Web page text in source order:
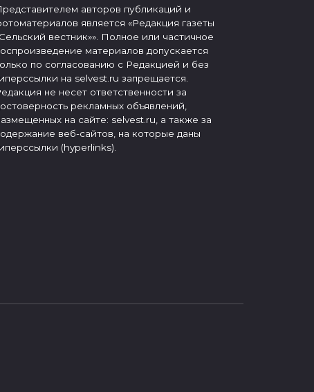
авторов публикаций и
является «Редакция газеты
вестник»». Полное или частичное
материалов допускается
по согласованию с Редакцией и без
на selvest.ru запрещается.
не несет ответственности за
рекламных объявлений,
на сайте: selvest.ru, а также за
веб-сайтов, на которые даны
(hyperlinks).